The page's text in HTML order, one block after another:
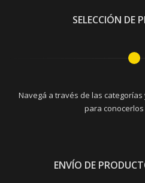
SELECCIÓN DE
Navegá a través de las
para
ENVÍO DE